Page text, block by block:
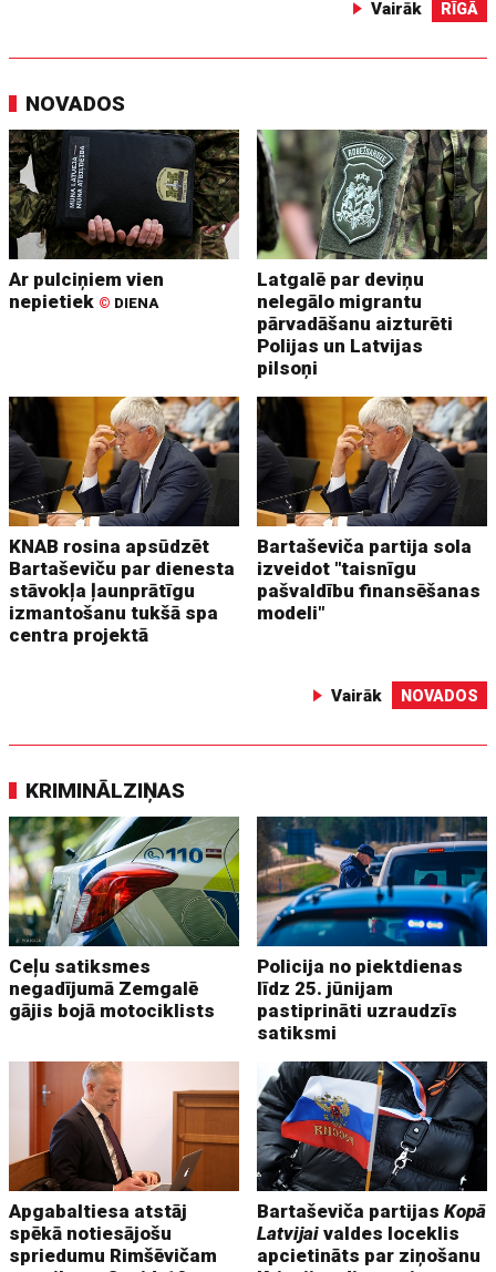
Vairāk RĪGĀ
NOVADOS
Ar pulciņiem vien
nepietiek © DIENA
Latgalē par deviņu
nelegālo migrantu
pārvadāšanu aizturēti
Polijas un Latvijas
pilsoņi
KNAB rosina apsūdzēt
Bartaševiču par dienesta
stāvokļa ļaunprātīgu
izmantošanu tukšā spa
centra projektā
Bartaševiča partija sola
izveidot "taisnīgu
pašvaldību finansēšanas
modeli"
Vairāk NOVADOS
KRIMINĀLZIŅAS
Ceļu satiksmes
negadījumā Zemgalē
gājis bojā motociklists
Policija no piektdienas
līdz 25. jūnijam
pastiprināti uzraudzīs
satiksmi
Apgabaltiesa atstāj
spēkā notiesājošu
spriedumu Rimšēvičam
Bartaševiča partijasKopā
Latvijai valdes loceklis
apcietināts par ziņošanu